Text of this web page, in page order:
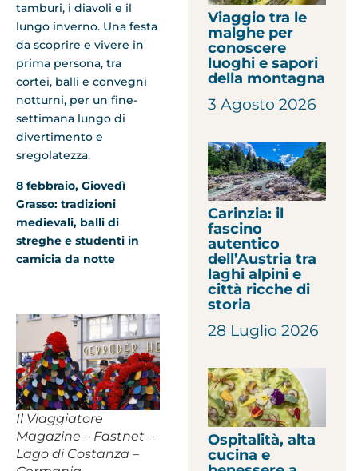
tamburi, i diavoli e il
lungo inverno. Una festa
da scoprire e vivere in
prima persona, tra
cortei, balli e convegni
notturni, per un fine-
settimana lungo di
divertimento e
sregolatezza.
8 febbraio, Giovedì
Grasso: tradizioni
medievali, balli di
streghe e studenti in
camicia da notte
Il Viaggiatore
Magazine – Fastnet –
Lago di Costanza –
Viaggio tra le
malghe per
conoscere
luoghi e sapori
della montagna
3 Agosto 2026
Carinzia: il
fascino
autentico
dell’Austria tra
laghi alpini e
città ricche di
storia
28 Luglio 2026
Ospitalità, alta
cucina e